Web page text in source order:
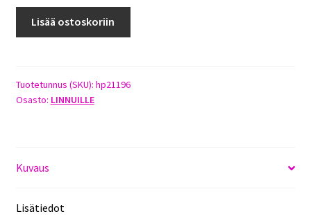
BEADS
LINNUN
Lisää ostoskoriin
Tuotetunnus (SKU): hp21196
Osasto: LINNUILLE
Kuvaus
Lisätiedot